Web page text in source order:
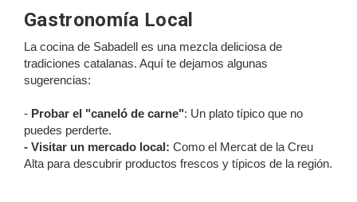
Gastronomía Local
La cocina de Sabadell es una mezcla deliciosa de
tradiciones catalanas. Aquí te dejamos algunas
sugerencias:
- Probar el "caneló de carne": Un plato típico que no
puedes perderte.
- Visitar un mercado local: Como el Mercat de la Creu
Alta para descubrir productos frescos y típicos de la región.